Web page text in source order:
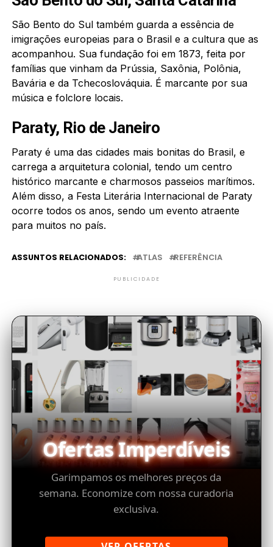
São Bento do Sul também guarda a essência de
imigrações europeias para o Brasil e a cultura que as
acompanhou. Sua fundação foi em 1873, feita por
famílias que vinham da Prússia, Saxônia, Polônia,
Bavária e da Tchecoslováquia. É marcante por sua
música e folclore locais.
Paraty, Rio de Janeiro
Paraty é uma das cidades mais bonitas do Brasil, e
carrega a arquitetura colonial, tendo um centro
histórico marcante e charmosos passeios marítimos.
Além disso, a Festa Literária Internacional de Paraty
ocorre todos os anos, sendo um evento atraente
para muitos no país.
ASSUNTOS RELACIONADOS: ATLAS REFERÊNCIA
PUBLICIDADE
Ofertas Imperdíveis
Garimpamos os melhores preços da
semana. Economize com nossa curadoria
exclusiva.